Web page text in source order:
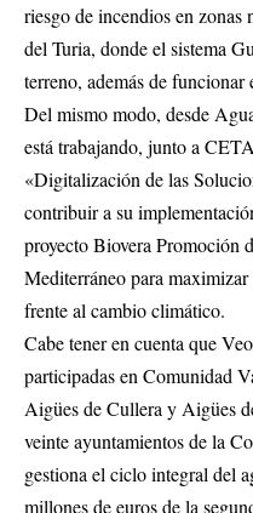
riesgo de incendios en zonas
del Turia, donde el sistema
terreno, además de funcionar
Del mismo modo, desde
está trabajando, junto a
«Digitalización de las
contribuir a su
proyecto Biovera Promoción
Mediterráneo para
frente al cambio climático.
Cabe tener en cuenta que
participadas en Comunidad
Aigües de Cullera y Aigües
veinte ayuntamientos de la
gestiona el ciclo integral del
millones de euros de la